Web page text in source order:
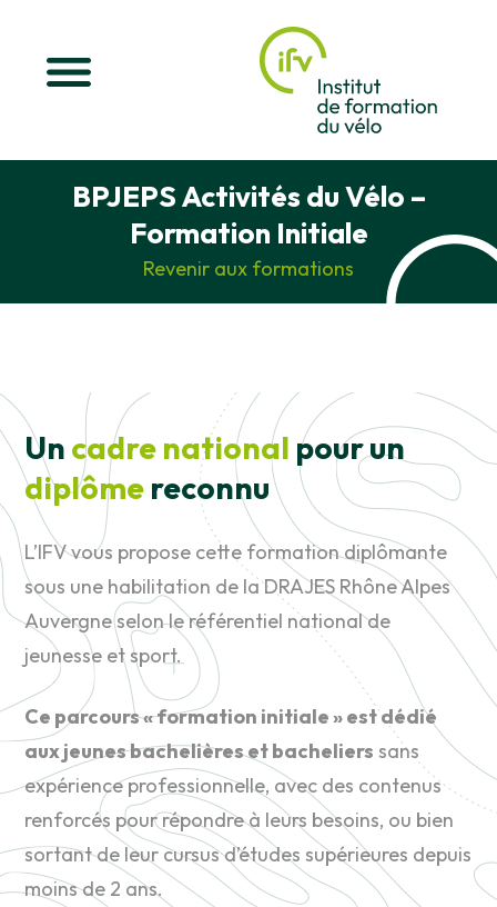
BPJEPS Activités du Vélo –
Formation Initiale
Revenir aux formations
Un cadre national pour un
diplôme reconnu
L’IFV vous propose cette formation diplômante
sous une habilitation de la DRAJES Rhône Alpes
Auvergne selon le référentiel national de
jeunesse et sport.
Ce parcours « formation initiale » est dédié
aux jeunes bachelières et bacheliers sans
expérience professionnelle, avec des contenus
renforcés pour répondre à leurs besoins, ou bien
sortant de leur cursus d’études supérieures depuis
moins de 2 ans.